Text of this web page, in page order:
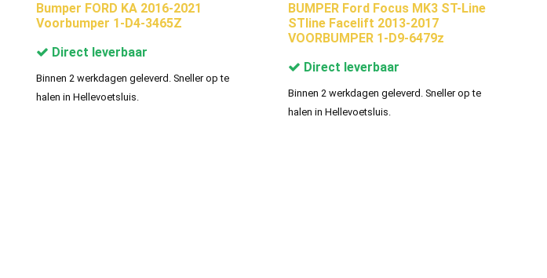
Bumper FORD KA 2016-2021
Voorbumper 1-D4-3465Z
Direct leverbaar
Binnen 2 werkdagen geleverd. Sneller op te
halen in Hellevoetsluis.
BUMPER Ford Focus MK3 ST-Line
STline Facelift 2013-2017
VOORBUMPER 1-D9-6479z
Direct leverbaar
Binnen 2 werkdagen geleverd. Sneller op te
halen in Hellevoetsluis.